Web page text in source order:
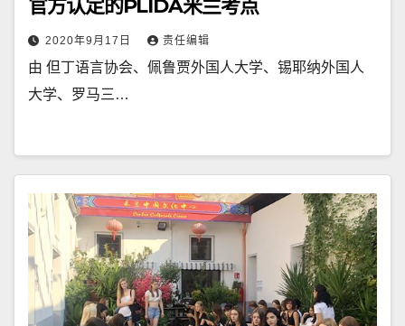
官方认定的PLIDA米兰考点
2020年9月17日 责任编辑
由 但丁语言协会、佩鲁贾外国人大学、锡耶纳外国人
大学、罗马三…